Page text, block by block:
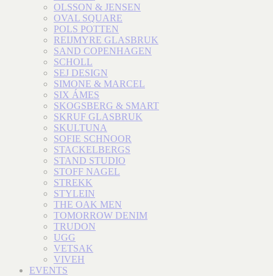
OLSSON & JENSEN
OVAL SQUARE
POLS POTTEN
REIJMYRE GLASBRUK
SAND COPENHAGEN
SCHOLL
SEJ DESIGN
SIMONE & MARCEL
SIX ÁMES
SKOGSBERG & SMART
SKRUF GLASBRUK
SKULTUNA
SOFIE SCHNOOR
STACKELBERGS
STAND STUDIO
STOFF NAGEL
STREKK
STYLEIN
THE OAK MEN
TOMORROW DENIM
TRUDON
UGG
VETSAK
VIVEH
EVENTS